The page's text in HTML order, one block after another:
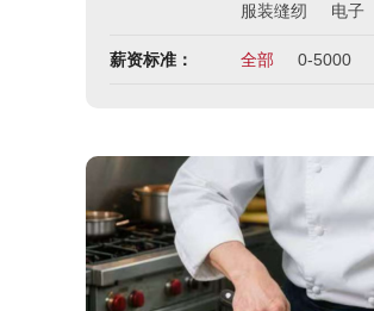
服装缝纫 电子
薪资标准： 全部 0-5000